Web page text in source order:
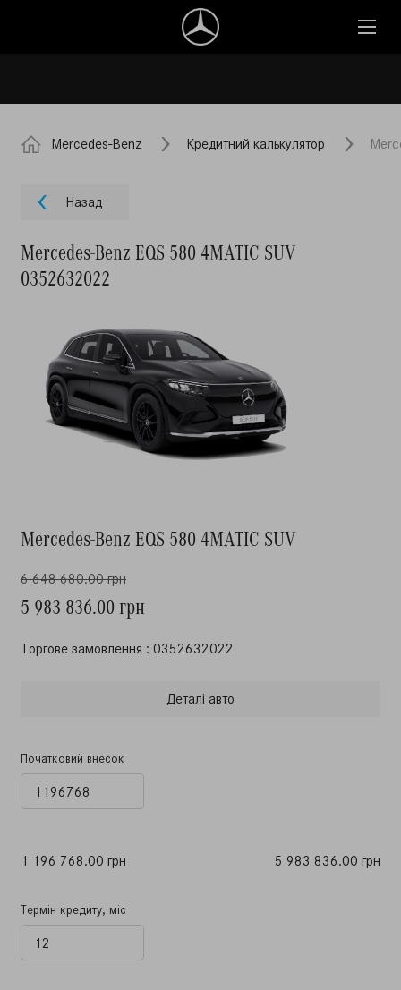
Mercedes-Benz Кредитний калькулятор
Назад
Mercedes-Benz EQS 580 4MATIC SUV
0352632022
Mercedes-Benz EQS 580 4MATIC SUV
6 648 680.00 грн
5 983 836.00 грн
Торгове замовлення : 0352632022
Деталi авто
Початковий внесок
1 196 768.00 грн 5 983 836.00 грн
Термін кредиту, міс